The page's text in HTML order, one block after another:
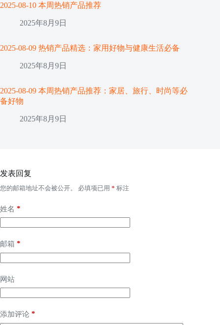
2025-08-10 本周热销产品推荐
2025年8月9日
2025-08-09 热销产品精选：家用好物与健康生活必备
2025年8月9日
2025-08-09 本周热销产品推荐：家居、旅行、时尚等必
备好物
2025年8月9日
发表回复
您的邮箱地址不会被公开。 必填项已用 * 标注
姓名 *
邮箱 *
网站
添加评论 *